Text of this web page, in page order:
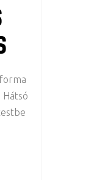
Hátsó